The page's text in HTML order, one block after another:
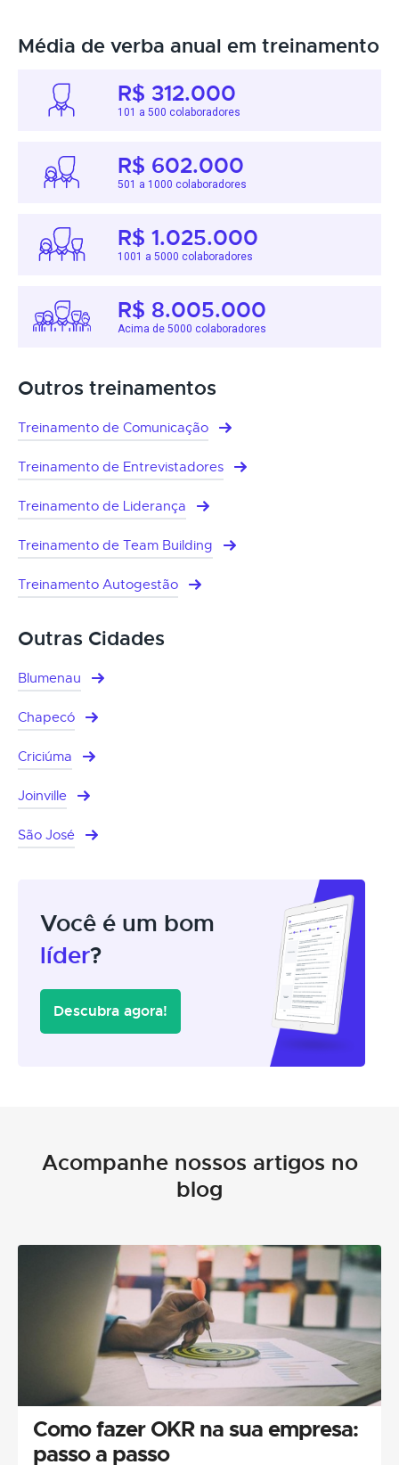
Média de verba anual em treinamento
R$ 312.000
101 a 500 colaboradores
R$ 602.000
501 a 1000 colaboradores
R$ 1.025.000
1001 a 5000 colaboradores
R$ 8.005.000
Acima de 5000 colaboradores
Outros treinamentos
Treinamento de Comunicação
Treinamento de Entrevistadores
Treinamento de Liderança
Treinamento de Team Building
Treinamento Autogestão
Outras Cidades
Blumenau
Chapecó
Criciúma
Joinville
São José
Você é um bom
líder?
Descubra agora!
Acompanhe nossos artigos no
blog
Como fazer OKR na sua empresa:
passo a passo